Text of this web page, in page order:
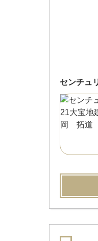
センチュ